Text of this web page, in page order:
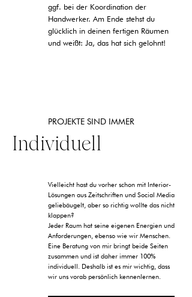
ggf. bei der Koordination der
Handwerker. Am Ende stehst du
glücklich in deinen fertigen Räumen
und weißt: Ja, das hat sich gelohnt!
PROJEKTE SIND IMMER
Individuell
Vielleicht hast du vorher schon mit Interior-
Lösungen aus Zeitschriften und Social Media
geliebäugelt, aber so richtig wollte das nicht
klappen?
Jeder Raum hat seine eigenen Energien und
Anforderungen, ebenso wie wir Menschen.
Eine Beratung von mir bringt beide Seiten
zusammen und ist daher immer 100%
individuell. Deshalb ist es mir wichtig, dass
wir uns vorab persönlich kennenlernen.